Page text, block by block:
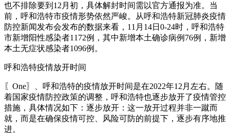
也不排除要到12月初，具体解封时间需以官方通报为准。当
前，呼和浩特市疫情形势依然严峻。从呼和浩特新冠肺炎疫情
防控新闻发布会发布的数据来看，11月14日0-24时，呼和浩特
市新增阳性感染者1172例，其中新增本土确诊病例76例，新增
本土无症状感染者1096例。
呼和浩特疫情放开时间
〖One〗、呼和浩特的疫情放开时间是在2022年12月左右。随
着国家疫情防控政策的调整，呼和浩特也逐步放开了疫情管控
措施，具体情况如下：逐步放开：这一放开过程并非一蹴而
就，而是在确保疫情可控、风险可防的前提下，逐步有序地推
进。